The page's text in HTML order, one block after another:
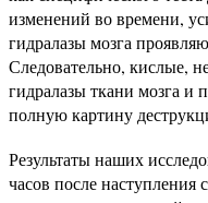
изменений во времени,
гидралазы мозга
Следовательно, кислые,
гидралазы ткани мозга и
полную картину
Результаты наших
часов после наступления